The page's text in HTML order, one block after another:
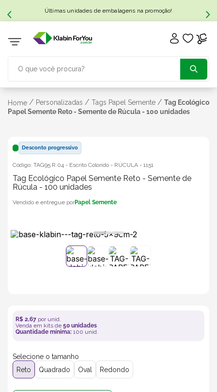
Últimas unidades de embalagens na promoção!
Home / Personalizadas / Tags Papel Semente / Tag Ecológico
Papel Semente Reto - Semente de Rúcula - 100 unidades
Desconto progressivo
Código: TAG95.R.04 - Escrito Colorido - RÚCULA - 1151
Tag Ecológico Papel Semente Reto - Semente de
Rúcula - 100 unidades
Papel Semente
R$ 2,67 por unid.
Venda em kits de 50 unidades
Quantidade mínima: 100 unid.
Selecione o tamanho
Reto
Quadrado Oval Redondo
TERMOS MAIS BUSCADOS
3º caixa sedex
5º transporte
6º caixas
10º papel semente